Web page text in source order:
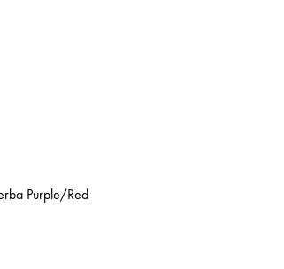
Purple/Red